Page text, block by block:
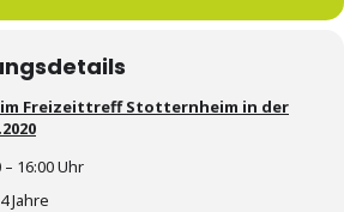
Freizeittreff Stotternheim in der
16:00 Uhr
Jahre